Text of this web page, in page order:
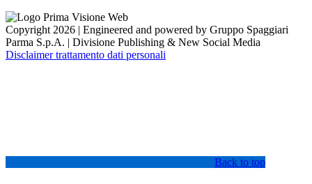
Copyright 2026 | Engineered and powered by Gruppo Spaggiari
Parma S.p.A. | Divisione Publishing & New Social Media
Disclaimer trattamento dati personali
Back to top